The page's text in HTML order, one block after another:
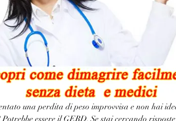
una perdita di peso improvvisa e non hai